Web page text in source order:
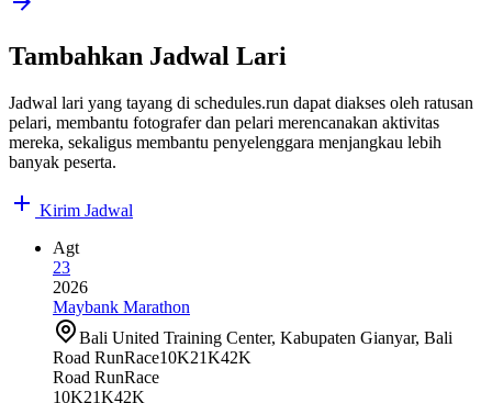
Tambahkan Jadwal Lari
Jadwal lari yang tayang di schedules.run dapat diakses oleh ratusan
pelari, membantu fotografer dan pelari merencanakan aktivitas
mereka, sekaligus membantu penyelenggara menjangkau lebih
banyak peserta.
Kirim Jadwal
Agt
23
2026
Maybank Marathon
Bali United Training Center, Kabupaten Gianyar, Bali
Road RunRace10K21K42K
Road RunRace
10K21K42K